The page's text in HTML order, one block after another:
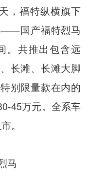
，福特纵横旗下
——国产福特烈马
。共推出包含远
长滩、长滩大脚
别限量款在内的
45万元。全系车
。
马